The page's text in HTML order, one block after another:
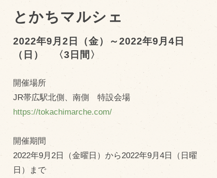
とかちマルシェ
2022年9月2日（金）～2022年9月4日
（日） 〈3日間〉
開催場所
JR帯広駅北側、南側 特設会場
https://tokachimarche.com/
開催期間
2022年9月2日（金曜日）から2022年9月4日（日曜
日）まで
アクセス
トピックス（新着順）
お知らせ
お客様の声
オリジナル投稿レシピ
採用情報